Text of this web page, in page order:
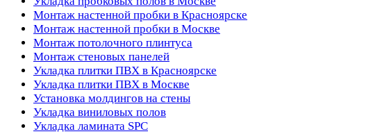
Монтаж настенной пробки в Красноярске
Монтаж настенной пробки в Москве
Монтаж потолочного плинтуса
Монтаж стеновых панелей
Укладка плитки ПВХ в Красноярске
Укладка плитки ПВХ в Москве
Установка молдингов на стены
Укладка виниловых полов
Укладка ламината SPC